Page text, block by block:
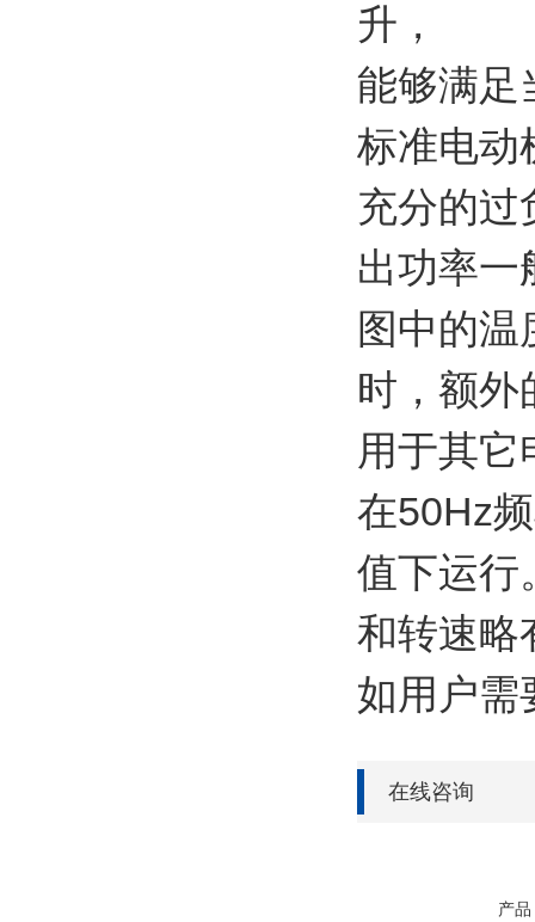
升，
能够满足
标准电动
充分的过
出功率一
图中的
时，额外
用于其它
在50Hz
值下运行
和转速略
如用户需
在线咨询
产品